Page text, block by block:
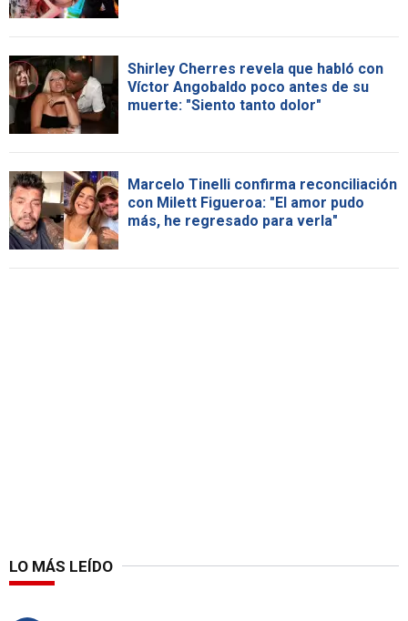
Shirley Cherres revela que habló con
Víctor Angobaldo poco antes de su
muerte: "Siento tanto dolor"
Marcelo Tinelli confirma reconciliación
con Milett Figueroa: "El amor pudo
más, he regresado para verla"
LO MÁS LEÍDO